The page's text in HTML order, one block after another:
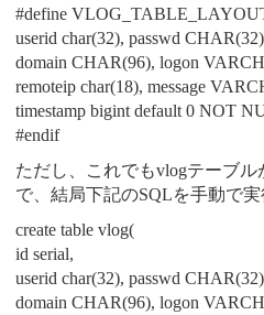
#define
userid char(32), passwd
domain CHAR(96), logon
remoteip char(18), message
timestamp bigint default 0 NOT
#endif
ただし、これでもvlogテーブ
で、結局下記のSQLを手動で実
create table vlog(
id serial,
userid char(32), passwd
domain CHAR(96), logon